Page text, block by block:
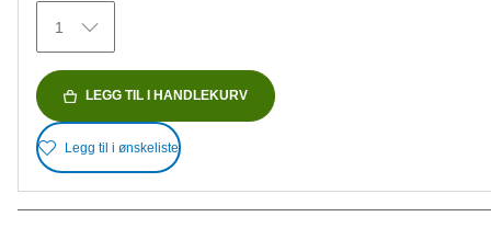
1
LEGG TIL I HANDLEKURV
Legg til i ønskeliste